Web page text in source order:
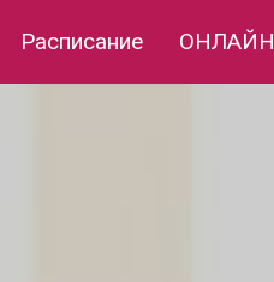
Расписание ОНЛАЙН